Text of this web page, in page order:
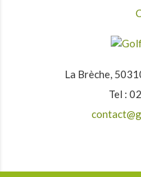
La Brèche,
Tel :